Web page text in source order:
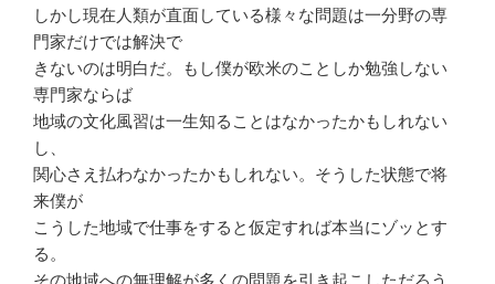
しかし現在人類が直面している様々な問題は一分野の専
門家だけでは解決で
きないのは明白だ。もし僕が欧米のことしか勉強しない
専門家ならば
地域の文化風習は一生知ることはなかったかもしれない
し、
関心さえ払わなかったかもしれない。そうした状態で将
来僕が
こうした地域で仕事をすると仮定すれば本当にゾッとす
る。